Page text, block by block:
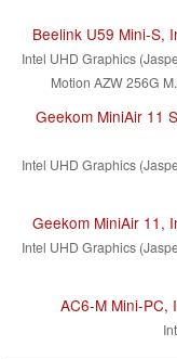
Beelink U59 Mini-S,
Intel UHD Graphics
Motion AZW 256G
Geekom MiniAir 11
Intel UHD Graphics
Geekom MiniAir 11,
Intel UHD Graphics
AC6-M Mini-PC,